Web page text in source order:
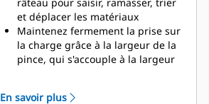
contrôle de la charge en hauteur
est important.
Augmentez la productivité de
votre machine, de l'excavation à la
manutention de matériaux
râteau pour saisir, ramasser, trier
et déplacer les matériaux
Maintenez fermement la prise sur
la charge grâce à la largeur de la
pince, qui s'accouple à la largeur
En savoir plus